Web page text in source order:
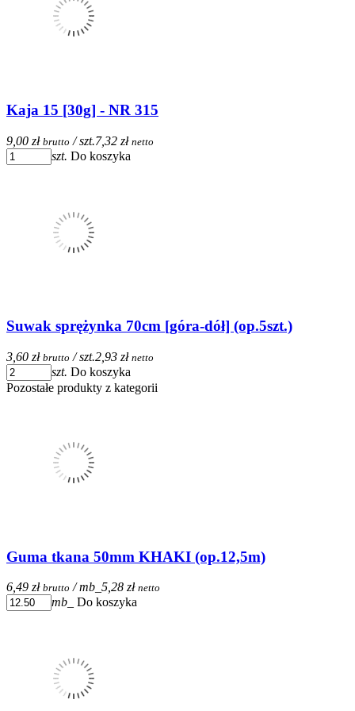
Kaja 15 [30g] - NR 315
9,00 zł brutto / szt.7,32 zł netto
szt. Do koszyka
Suwak sprężynka 70cm [góra-dół] (op.5szt.)
3,60 zł brutto / szt.2,93 zł netto
szt. Do koszyka
Pozostałe produkty z kategorii
Guma tkana 50mm KHAKI (op.12,5m)
6,49 zł brutto / mb_ 5,28 zł netto
mb_ Do koszyka